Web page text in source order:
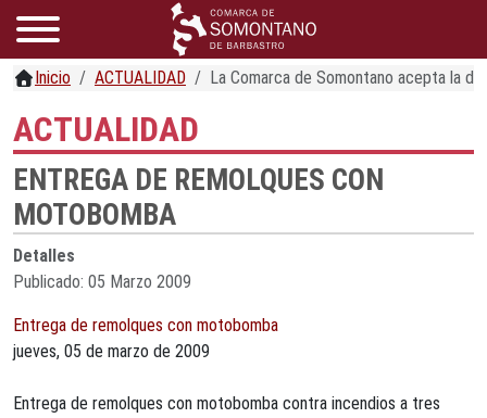
Inicio ACTUALIDAD La Comarca de Somontano acepta la
ACTUALIDAD
ENTREGA DE REMOLQUES CON
MOTOBOMBA
Detalles
Publicado: 05 Marzo 2009
Entrega de remolques con motobomba
jueves, 05 de marzo de 2009
Entrega de remolques con motobomba contra incendios a tres